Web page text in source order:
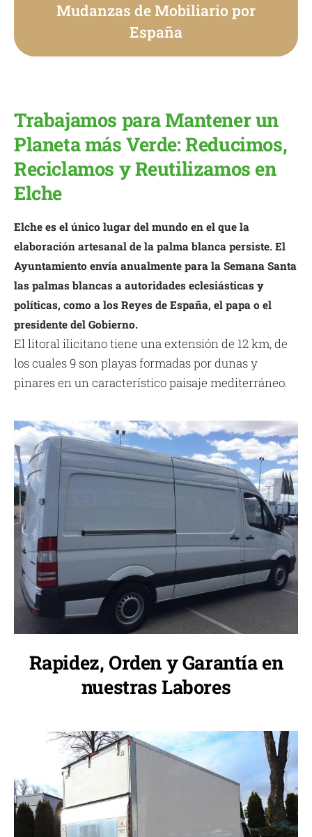
Mudanzas de Mobiliario por
España
Trabajamos para Mantener un
Planeta más Verde: Reducimos,
Reciclamos y Reutilizamos en
Elche
Elche es el único lugar del mundo en el que la
elaboración artesanal de la palma blanca persiste. El
Ayuntamiento envía anualmente para la Semana Santa
las palmas blancas a autoridades eclesiásticas y
políticas, como a los Reyes de España, el papa o el
presidente del Gobierno.
El litoral ilicitano tiene una extensión de 12 km, de
los cuales 9 son playas formadas por dunas y
pinares en un característico paisaje mediterráneo.
Rapidez, Orden y Garantía en
nuestras Labores